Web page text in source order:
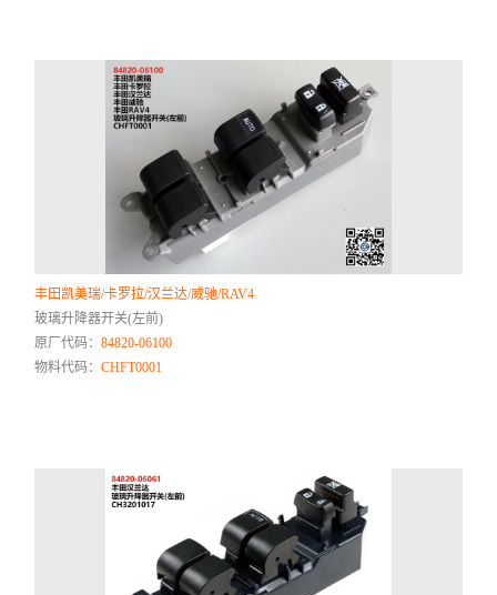
丰田凯美瑞/卡罗拉/汉兰达/威驰/RAV4
玻璃升降器开关(左前)
原厂代码：84820-06100
物料代码：CHFT0001